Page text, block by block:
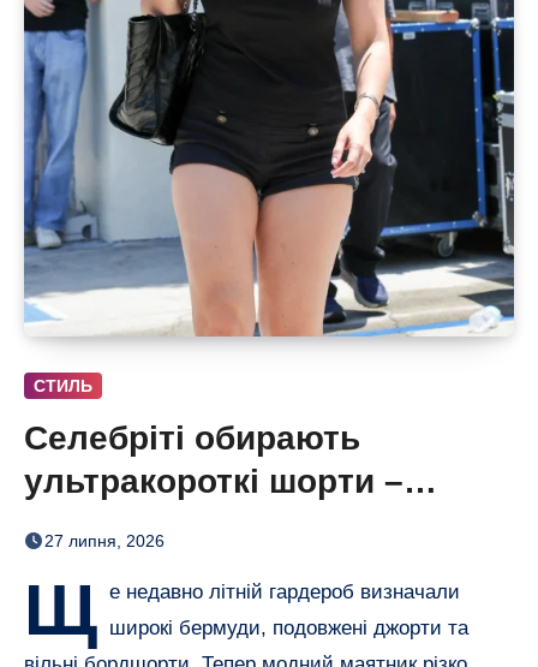
СТИЛЬ
Селебріті обирають
ультракороткі шорти –
бермуди отримали зухвалу
27 липня, 2026
Щ е недавно літній гардероб визначали
широкі бермуди, подовжені джорти та